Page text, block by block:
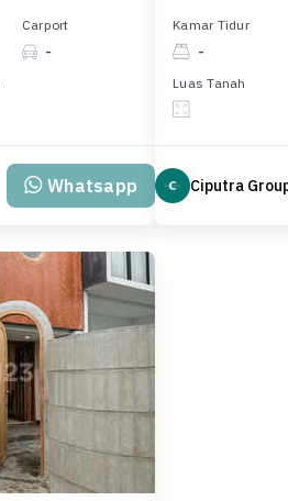
Carport
-
Whatsapp
Kamar Tidur
-
Luas Tanah
Ciputra